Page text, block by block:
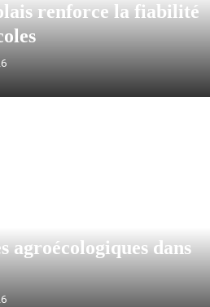
renforce la fiabilité
agroécologiques dans